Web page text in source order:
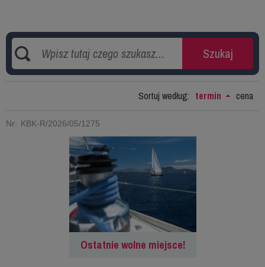
Sortuj według: termin cena
Nr: KBK-R/2026/05/1275
Ostatnie wolne miejsce!